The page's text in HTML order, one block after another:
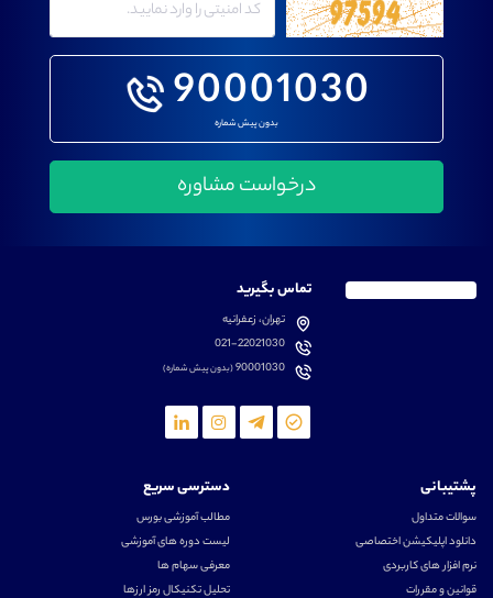
90001030
بدون پیش شماره
تماس بگیرید
تهران، زعفرانیه
021-22021030
90001030(بدون پیش شماره)
پشتیبانی
سوالات متداول
دانلود اپلیکیشن اختصاصی
نرم افزار های کاربردی
قوانین و مقررات
دسترسی سریع
مطالب آموزشی بورس
لیست دوره های آموزشی
معرفی سهام ها
تحلیل تکنیکال رمز ارزها